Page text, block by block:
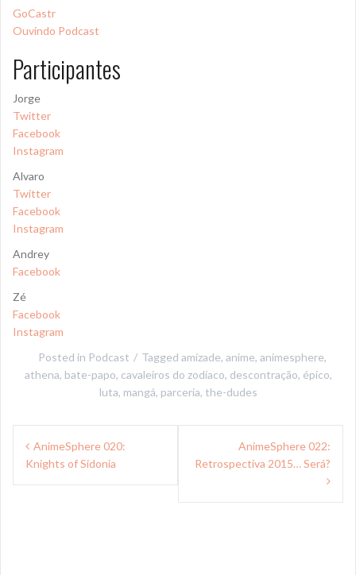
GoCastr
Ouvindo Podcast
Participantes
Jorge
Twitter
Facebook
Instagram
Alvaro
Twitter
Facebook
Instagram
Andrey
Facebook
Zé
Facebook
Instagram
Posted in Podcast Tagged amizade, anime, animesphere,
athena, bate-papo, cavaleiros do zodíaco, descontração, épico,
luta, mangá, parceria, the-dudes
Navegação
deAnimeSphere 020:
Knights of Sidonia
AnimeSphere 022:
Retrospectiva 2015… Será?